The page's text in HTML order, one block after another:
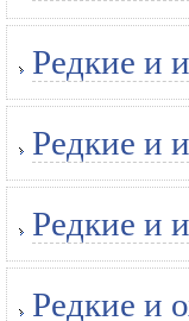
Редкие и
Редкие и
Редкие и
Редкие и